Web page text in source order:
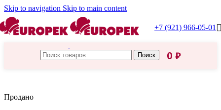
Skip to navigation Skip to main content
+7 (921) 966-05-01
Поиск 0 ₽
Продано